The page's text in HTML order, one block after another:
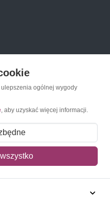
ogólnej wygody
, aby uzyskać więcej informacji.